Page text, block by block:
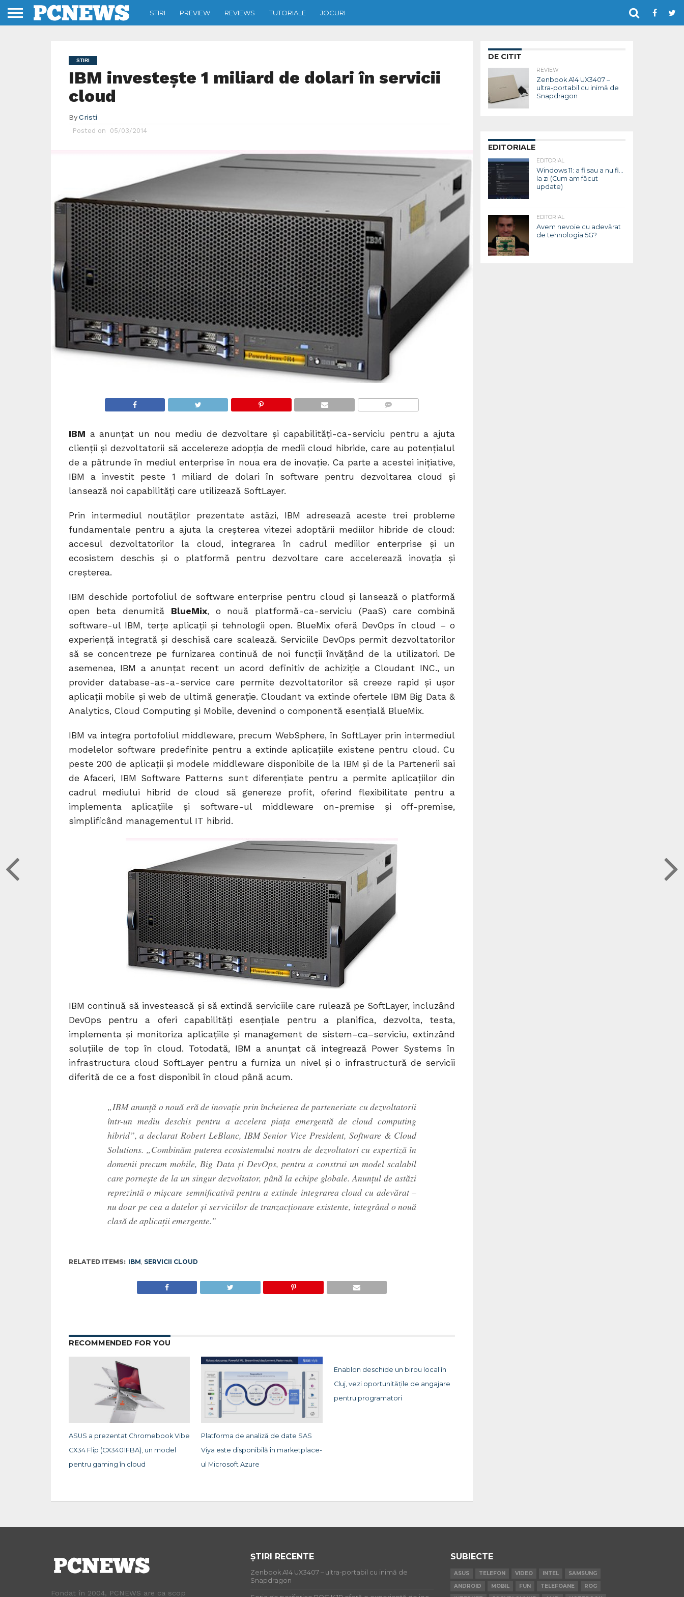
STIRI PREVIEW REVIEWS TUTORIALE JOCURI
STIRI
IBM investeşte 1 miliard de dolari în servicii
cloud
By Cristi
Posted on 05/03/2014
IBM a anunţat un nou mediu de dezvoltare şi capabilităţi-ca-serviciu pentru a ajuta
clienţii şi dezvoltatorii să accelereze adopţia de medii cloud hibride, care au potenţialul
de a pătrunde în mediul enterprise în noua era de inovaţie. Ca parte a acestei iniţiative,
IBM a investit peste 1 miliard de dolari în software pentru dezvoltarea cloud şi
lansează noi capabilităţi care utilizează SoftLayer.
Prin intermediul noutăţilor prezentate astăzi, IBM adresează aceste trei probleme
fundamentale pentru a ajuta la creşterea vitezei adoptării mediilor hibride de cloud:
accesul dezvoltatorilor la cloud, integrarea în cadrul mediilor enterprise și un
ecosistem deschis şi o platformă pentru dezvoltare care accelerează inovaţia şi
creşterea.
IBM deschide portofoliul de software enterprise pentru cloud şi lansează o platformă
open beta denumită BlueMix, o nouă platformă-ca-serviciu (PaaS) care combină
software-ul IBM, terţe aplicaţii şi tehnologii open. BlueMix oferă DevOps în cloud – o
experienţă integrată şi deschisă care scalează. Serviciile DevOps permit dezvoltatorilor
să se concentreze pe furnizarea continuă de noi funcţii învăţând de la utilizatori. De
asemenea, IBM a anunţat recent un acord definitiv de achiziţie a Cloudant INC., un
provider database-as-a-service care permite dezvoltatorilor să creeze rapid şi uşor
aplicaţii mobile şi web de ultimă generaţie. Cloudant va extinde ofertele IBM Big Data &
Analytics, Cloud Computing şi Mobile, devenind o componentă esenţială BlueMix.
IBM va integra portofoliul middleware, precum WebSphere, în SoftLayer prin intermediul
modelelor software predefinite pentru a extinde aplicaţiile existene pentru cloud. Cu
peste 200 de aplicaţii şi modele middleware disponibile de la IBM şi de la Partenerii sai
de Afaceri, IBM Software Patterns sunt diferenţiate pentru a permite aplicaţiilor din
cadrul mediului hibrid de cloud să genereze profit, oferind flexibilitate pentru a
implementa aplicaţiile şi software-ul middleware on-premise şi off-premise,
simplificând managementul IT hibrid.
IBM continuă să investească şi să extindă serviciile care rulează pe SoftLayer, incluzând
DevOps pentru a oferi capabilităţi esenţiale pentru a planifica, dezvolta, testa,
implementa şi monitoriza aplicaţiile şi management de sistem–ca–serviciu, extinzând
soluţiile de top în cloud. Totodată, IBM a anunţat că integrează Power Systems în
infrastructura cloud SoftLayer pentru a furniza un nivel şi o infrastructură de servicii
diferită de ce a fost disponibil în cloud până acum.
„IBM anunţă o nouă eră de inovaţie prin încheierea de parteneriate cu dezvoltatorii
într-un mediu deschis pentru a accelera piaţa emergentă de cloud computing
hibrid”, a declarat Robert LeBlanc, IBM Senior Vice President, Software & Cloud
Solutions. „Combinăm puterea ecosistemului nostru de dezvoltatori cu expertiză în
domenii precum mobile, Big Data şi DevOps, pentru a construi un model scalabil
care porneşte de la un singur dezvoltator, până la echipe globale. Anunţul de astăzi
reprezintă o mişcare semnificativă pentru a extinde integrarea cloud cu adevărat –
nu doar pe cea a datelor şi serviciilor de tranzacţionare existente, integrând o nouă
clasă de aplicaţii emergente.”
RELATED ITEMS: IBM, SERVICII CLOUD
RECOMMENDED FOR YOU
ASUS a prezentat Chromebook Vibe
CX34 Flip (CX3401FBA), un model
pentru gaming în cloud
Platforma de analiză de date SAS
Viya este disponibilă în marketplace-
ul Microsoft Azure
Enablon deschide un birou local în
Cluj, vezi oportunitățile de angajare
pentru programatori
DE CITIT
REVIEW
Zenbook A14 UX3407 –
ultra-portabil cu inimă de
Snapdragon
EDITORIALE
EDITORIAL
Windows 11: a fi sau a nu fi…
la zi (Cum am făcut
update)
EDITORIAL
Avem nevoie cu adevărat
de tehnologia 5G?
Fondat în 2004, PCNEWS are ca scop
ȘTIRI RECENTE
Zenbook A14 UX3407 – ultra-portabil cu inimă de
Snapdragon
SUBIECTE
ASUS TELEFON VIDEO INTEL
SAMSUNG
ANDROID
MOBIL FUN TELEFOANE
ROG